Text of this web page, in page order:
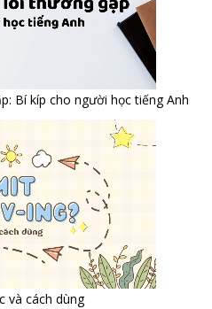
Bí kíp cho người học tiếng Anh
và cách dùng